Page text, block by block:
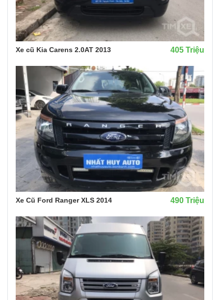
Xe cũ Kia Carens 2.0AT 2013 405 Triệu
Xe Cũ Ford Ranger XLS 2014 490 Triệu